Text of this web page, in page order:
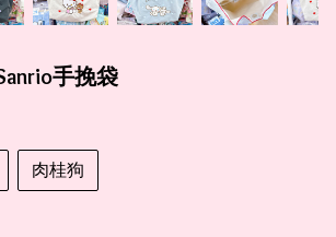
手挽袋
肉桂狗